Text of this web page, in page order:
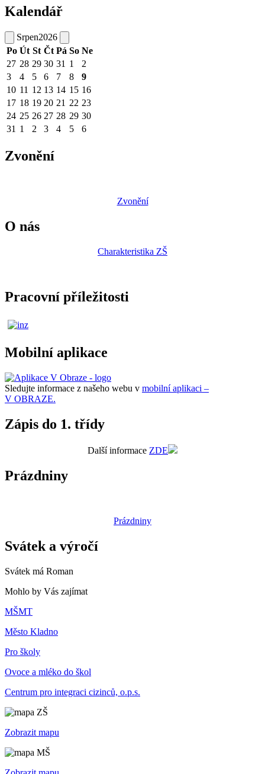
Kalendář
Srpen2026
Po Út St Čt Pá So Ne
27 28 29 30 31 1
2
3
4 5 6 7 8
9
10 11 12 13 14 15 16
17 18 19 20 21 22 23
24 25 26 27 28 29 30
31 1 2 3 4 5 6
Zvonění
Zvonění
O nás
Charakteristika ZŠ
Pracovní příležitosti
Mobilní aplikace
Sledujte informace z našeho webu v mobilní aplikaci –
V OBRAZE.
Zápis do 1. třídy
Další informace ZDE
Prázdniny
Prázdniny
Svátek a výročí
Svátek má Roman
Mohlo by Vás zajímat
MŠMT
Město Kladno
Pro školy
Ovoce a mléko do škol
Centrum pro integraci cizinců, o.p.s.
Zobrazit mapu